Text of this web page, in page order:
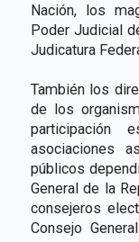
Nación, los
Poder Judicial
Judicatura
También los
de los
participación
asociaciones
públicos
General de la
consejeros
Consejo